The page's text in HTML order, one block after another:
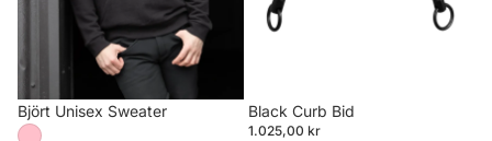
Björt Unisex Sweater Black Curb Bid
1.025,00 kr